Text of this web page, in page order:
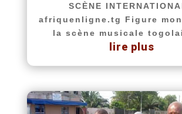
SCÈNE
afriquenligne.tg Figure
la scène musicale
lire plus